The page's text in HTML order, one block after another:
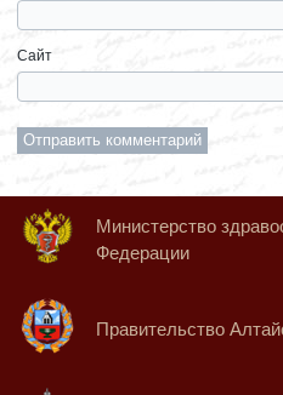
Сайт
Министерство
Федерации
Правительство